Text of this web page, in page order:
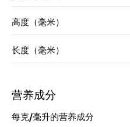
高度（毫米）
长度（毫米）
营养成分
每克/毫升的营养成分